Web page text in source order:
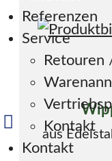
Referenzen
Service
Retouren
Kontakt
Kontakt
aus